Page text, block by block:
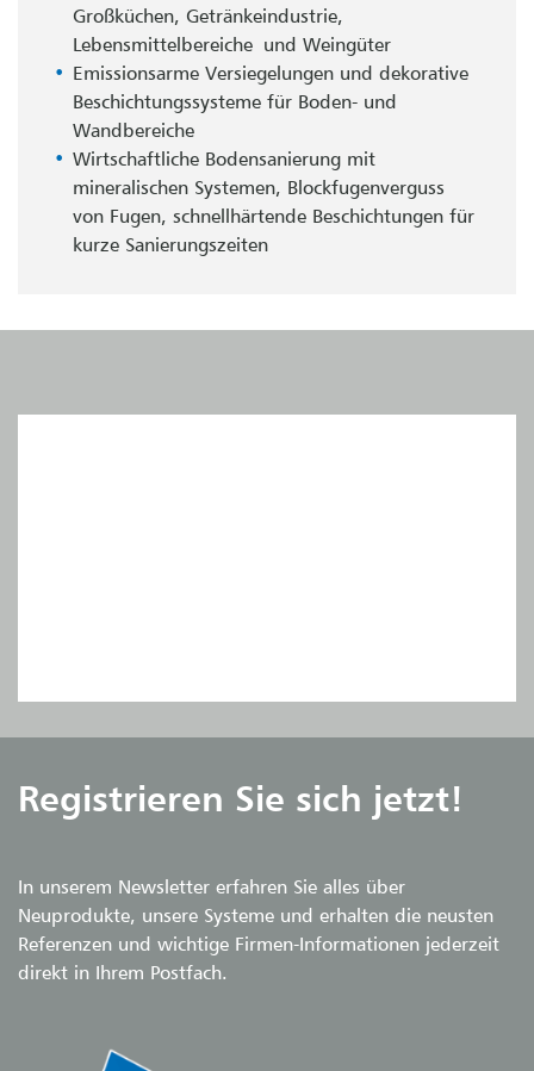
Großküchen, Getränkeindustrie,
Lebensmittelbereiche und Weingüter
Emissionsarme Versiegelungen und dekorative
Beschichtungssysteme für Boden- und
Wandbereiche
Wirtschaftliche Bodensanierung mit
mineralischen Systemen, Blockfugenverguss
von Fugen, schnellhärtende Beschichtungen für
kurze Sanierungszeiten
Registrieren Sie sich jetzt!
In unserem Newsletter erfahren Sie alles über
Neuprodukte, unsere Systeme und erhalten die neusten
Referenzen und wichtige Firmen-Informationen jederzeit
direkt in Ihrem Postfach.